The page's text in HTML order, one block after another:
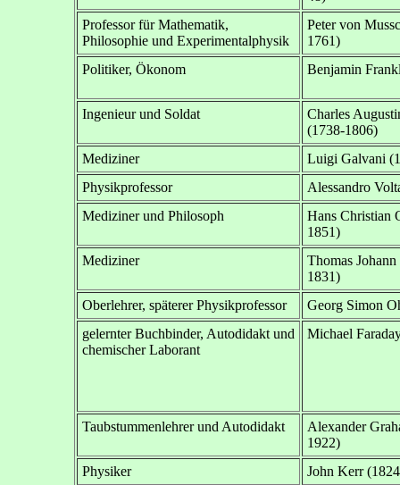
Professor für Mathematik,
Philosophie und Experimentalphysik
Peter von
1761)
Politiker, Ökonom
Benjamin
Ingenieur und Soldat
Charles
(1738-1806)
Mediziner
Luigi Galvani
Physikprofessor
Alessandro
Mediziner und Philosoph
Hans Christian
1851)
Mediziner
Thomas
1831)
Oberlehrer, späterer Physikprofessor
Georg Simon
gelernter Buchbinder, Autodidakt und
chemischer Laborant
Michael
Taubstummenlehrer und Autodidakt
Alexander
1922)
Physiker
John Kerr